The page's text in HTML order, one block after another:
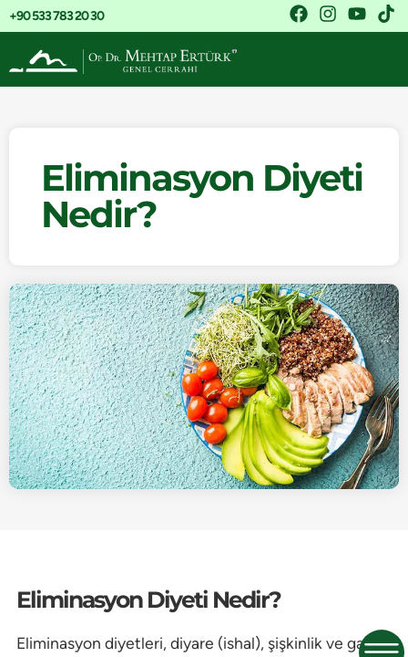
+90 533 783 20 30
Eliminasyon Diyeti
Nedir?
Eliminasyon Diyeti Nedir?
Eliminasyon diyetleri, diyare (ishal), şişkinlik ve gaz